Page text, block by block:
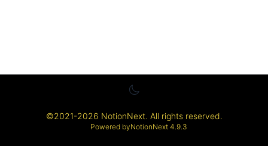
©2021-2026 NotionNext. All rights reserved.
Powered byNotionNext 4.9.3